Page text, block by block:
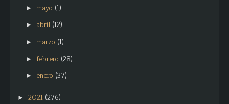
► mayo (1)
► abril (12)
► marzo (1)
► febrero (28)
► enero (37)
► 2021 (276)